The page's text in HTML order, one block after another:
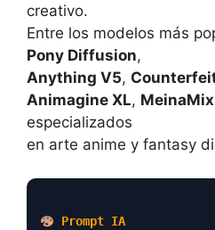
creativo.
Entre los modelos más
Pony Diffusion,
Anything V5,
Animagine XL, MeinaMix
especializados
en arte anime y fantasy
Prompt IA